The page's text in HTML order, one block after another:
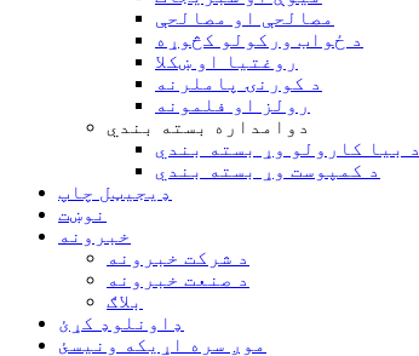
مصالحې او مصالحې
د ځواب ورکولو کڅوړه
روغتیا او ښکلا
د کورنۍ پاملرنه
رولز او فلمونه
دوامداره بسته بندي
د بیا کارولو وړ بسته بندي
د کمپوست وړ بسته بندي
ډیجیټل چاپ
نوښت
خبرونه
د شرکت خبرونه
د صنعت خبرونه
بلاګ
ډاونلوډ کړئ
موږ سره اړیکه ونیسئ